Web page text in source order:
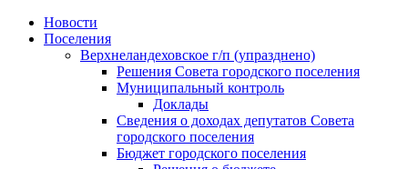
Skip
Новости
Поселения
Верхнеландеховское г/п (упразднено)
Решения Совета городского поселения
Муниципальный контроль
Доклады
Сведения о доходах депутатов Совета
городского поселения
Бюджет городского поселения